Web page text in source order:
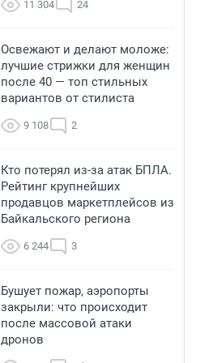
11 304 24
Освежают и делают моложе:
лучшие стрижки для женщин
после 40 — топ стильных
вариантов от стилиста
9 108 2
Кто потерял из-за атак БПЛА.
Рейтинг крупнейших
продавцов маркетплейсов из
Байкальского региона
6 244 3
Бушует пожар, аэропорты
закрыли: что происходит
после массовой атаки
дронов